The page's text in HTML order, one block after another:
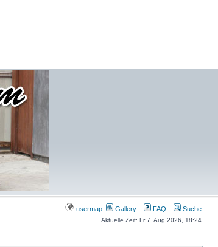
usermap Gallery FAQ Suche
Aktuelle Zeit: Fr 7. Aug 2026, 18:24